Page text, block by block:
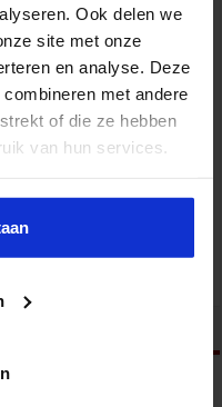
Ook delen we
site met onze
en analyse. Deze
met andere
of die ze hebben
van hun services.
MISDAAD